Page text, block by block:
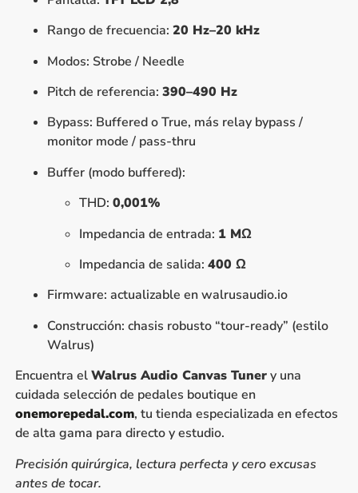
Rango de frecuencia: 20 Hz–20 kHz
Modos: Strobe / Needle
Pitch de referencia: 390–490 Hz
Bypass: Buffered o True, más relay bypass /
monitor mode / pass-thru
Buffer (modo buffered):
THD: 0,001%
Impedancia de entrada: 1 MΩ
Impedancia de salida: 400 Ω
Firmware: actualizable en walrusaudio.io
Construcción: chasis robusto “tour-ready” (estilo
Walrus)
Encuentra elWalrus Audio Canvas Tunery una
cuidada selección de pedales boutique en
onemorepedal.com, tu tienda especializada en efectos
de alta gama para directo y estudio.
Precisión quirúrgica, lectura perfecta y cero excusas
antes de tocar.